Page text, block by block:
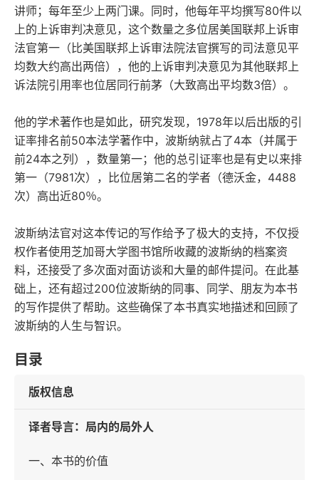
讲师；每年至少上两门课。同时，他每年平均撰写80件以
上的上诉审判决意见，这个数量之多位居美国联邦上诉审
法官第一（比美国联邦上诉审法院法官撰写的司法意见平
均数大约高出两倍），他的上诉审判决意见为其他联邦上
诉法院引用率也位居同行前茅（大致高出平均数3倍）。
他的学术著作也是如此，研究发现，1978年以后出版的引
证率排名前50本法学著作中，波斯纳就占了4本（并属于
前24本之列），数量第一；他的总引证率也是有史以来排
第一（7981次），比位居第二名的学者（德沃金，4488
次）高出近80％。
波斯纳法官对这本传记的写作给予了极大的支持，不仅授
权作者使用芝加哥大学图书馆所收藏的波斯纳的档案资
料，还接受了多次面对面访谈和大量的邮件提问。在此基
础上，还有超过200位波斯纳的同事、同学、朋友为本书
的写作提供了帮助。这些确保了本书真实地描述和回顾了
波斯纳的人生与智识。
目录
版权信息
译者导言：局内的局外人
一、本书的价值